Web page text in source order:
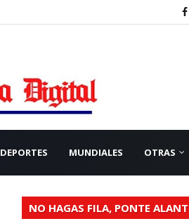
DEPORTES MUNDIALES OTRAS
NO HAGAS FILA, PONTE